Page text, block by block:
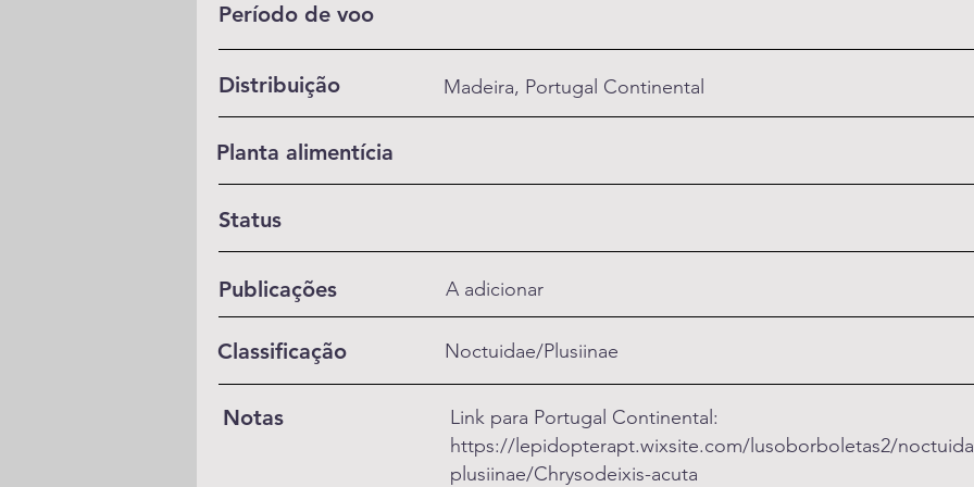
Período de voo
Distribuição Madeira, Portugal Continental
Planta alimentícia
Status
Publicações A adicionar
Classificação Noctuidae/Plusiinae
Notas
Link para Portugal Continental:
https://lepidopterapt.wixsite.com/lusoborboletas2/
plusiinae/Chrysodeixis-acuta